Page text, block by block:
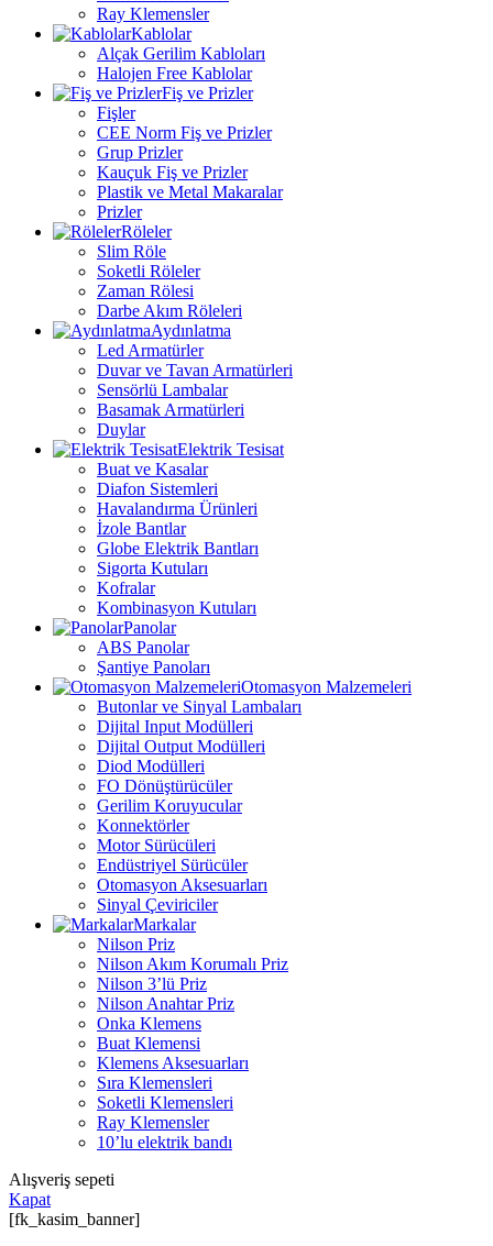
Ray Klemensler
Kablolar
Alçak Gerilim Kabloları
Halojen Free Kablolar
Fiş ve Prizler
Fişler
CEE Norm Fiş ve Prizler
Grup Prizler
Kauçuk Fiş ve Prizler
Plastik ve Metal Makaralar
Prizler
Röleler
Slim Röle
Soketli Röleler
Zaman Rölesi
Darbe Akım Röleleri
Aydınlatma
Led Armatürler
Duvar ve Tavan Armatürleri
Sensörlü Lambalar
Basamak Armatürleri
Duylar
Elektrik Tesisat
Buat ve Kasalar
Diafon Sistemleri
Havalandırma Ürünleri
İzole Bantlar
Globe Elektrik Bantları
Sigorta Kutuları
Kofralar
Kombinasyon Kutuları
Panolar
ABS Panolar
Şantiye Panoları
Otomasyon Malzemeleri
Butonlar ve Sinyal Lambaları
Dijital Input Modülleri
Dijital Output Modülleri
Diod Modülleri
FO Dönüştürücüler
Gerilim Koruyucular
Konnektörler
Motor Sürücüleri
Endüstriyel Sürücüler
Otomasyon Aksesuarları
Sinyal Çeviriciler
Markalar
Nilson Priz
Nilson Akım Korumalı Priz
Nilson 3’lü Priz
Nilson Anahtar Priz
Onka Klemens
Buat Klemensi
Klemens Aksesuarları
Sıra Klemensleri
Soketli Klemensleri
Ray Klemensler
10’lu elektrik bandı
Alışveriş sepeti
Kapat
[fk_kasim_banner]